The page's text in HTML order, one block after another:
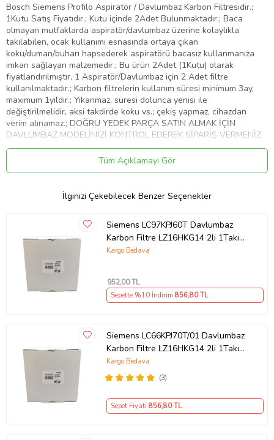
Bosch Siemens Profilo Aspiratör / Davlumbaz Karbon Filtresidir.;
1Kutu Satış Fiyatıdır.; Kutu içinde 2Adet Bulunmaktadır.; Baca
olmayan mutfaklarda aspiratör/davlumbaz üzerine kolaylıkla
takılabilen, ocak kullanımı esnasında ortaya çıkan
koku/duman/buharı hapsederek aspiratörü bacasız kullanmanıza
imkan sağlayan malzemedir.; Bu ürün 2Adet (1Kutu) olarak
fiyatlandırılmıştır, 1 Aspiratör/Davlumbaz için 2 Adet filtre
kullanılmaktadır.; Karbon filtrelerin kullanım süresi minimum 3ay,
maximum 1yıldır.; Yıkanmaz, süresi dolunca yenisi ile
değiştirilmelidir, aksi takdirde koku vs.; çekiş yapmaz, cihazdan
verim alınamaz.; DOĞRU YEDEK PARÇA SATIN ALMAK İÇİN
DAVLUMBAZ MODELİNİZİ KONTROL EDEREK SİPARİŞ VERMENİZ
ÖNERİLİR.
kcm92983069Tüm Açıklamayı Gör
İlginizi Çekebilecek Benzer Seçenekler
Siemens LC97KPJ60T Davlumbaz
Karbon Filtre LZ16HKG14 2li 1Takım
Bacasız Aspiratör Kömür Filtresi
Kargo Bedava
952,00 TL
Sepette %10 İndirim 856,80 TL
Siemens LC66KPJ70T/01 Davlumbaz
Karbon Filtre LZ16HKG14 2li 1Takım
Bacasız Aspiratör Kömür Filtresi
(3)
Kargo Bedava
Sepet Fiyatı 856,80 TL